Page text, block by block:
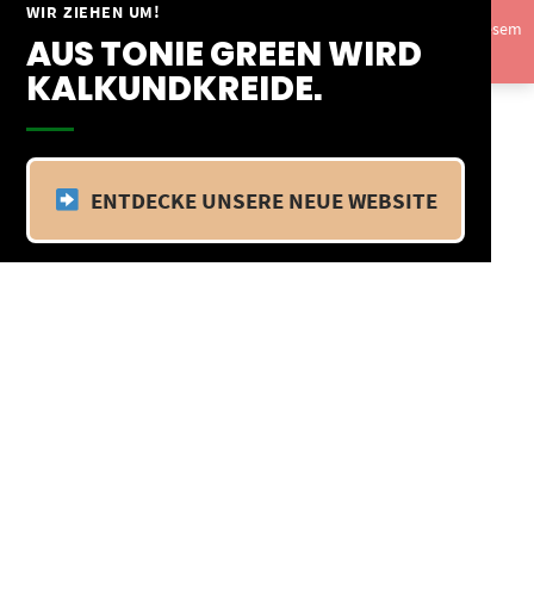
WIR ZIEHEN UM!
AUS TONIE GREEN WIRD
KALKUNDKREIDE.
ENTDECKE UNSERE NEUE WEBSITE
Springe
Inhalt
Vom 09.04.25 - 20.04.25 befinden wir uns im Betriebsurlaub. In diesem
Zeitraum findet kein Versand statt.Ausblenden